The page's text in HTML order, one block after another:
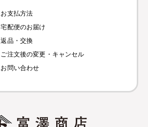
お支払方法
宅配便のお届け
返品・交換
ご注文後の変更・キャンセル
お問い合わせ